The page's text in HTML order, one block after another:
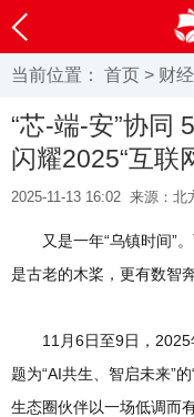
当前位置： 首页 > 财
“芯-端-安”协同
闪耀2025“互联
2025-11-13 16:02 来源：北
又是一年“乌镇时间”
是古老的木桨，更有数智
11月6日至9日，
题为“AI共生、智启未来”
生态圈伙伴以一场低调而